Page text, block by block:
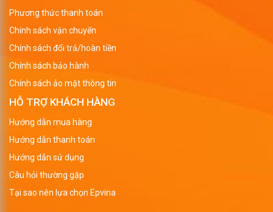
Phương thức thanh toán
Chính sách vận chuyển
Chính sách đổi trả/hoàn tiền
Chính sách bảo hành
Chính sách ảo mật thông tin
HỖ TRỢ KHÁCH HÀNG
Hướng dẫn mua hàng
Hướng dẫn thanh toán
Hướng dẫn sử dụng
Câu hỏi thường gặp
Tại sao nên lựa chọn Epvina